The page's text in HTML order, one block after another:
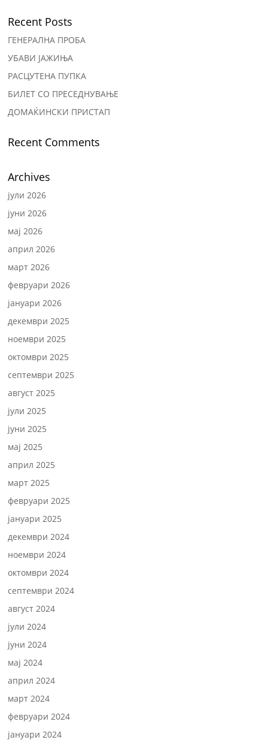
Recent Posts
ГЕНЕРАЛНА ПРОБА
УБАВИ ЈАЖИЊА
РАСЦУТЕНА ПУПКА
БИЛЕТ СО ПРЕСЕДНУВАЊЕ
ДОМАЌИНСКИ ПРИСТАП
Recent Comments
Archives
јули 2026
јуни 2026
мај 2026
април 2026
март 2026
февруари 2026
јануари 2026
декември 2025
ноември 2025
октомври 2025
септември 2025
август 2025
јули 2025
јуни 2025
мај 2025
април 2025
март 2025
февруари 2025
јануари 2025
декември 2024
ноември 2024
октомври 2024
септември 2024
август 2024
јули 2024
јуни 2024
мај 2024
април 2024
март 2024
февруари 2024
јануари 2024